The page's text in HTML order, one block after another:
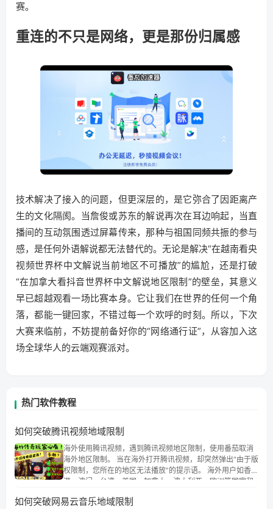
赛。
重连的不只是网络，更是那份归属感
技术解决了接入的问题，但更深层的，是它弥合了因距离产
生的文化隔阂。当詹俊或苏东的解说再次在耳边响起，当直
播间的互动氛围透过屏幕传来，那种与祖国同频共振的参与
感，是任何外语解说都无法替代的。无论是解决“在越南看央
视频世界杯中文解说当前地区不可播放”的尴尬，还是打破
“在加拿大看抖音世界杯中文解说地区限制”的壁垒，其意义
早已超越观看一场比赛本身。它让我们在世界的任何一个角
落，都能一键回家，不错过每一个欢呼的时刻。所以，下次
大赛来临前，不妨提前备好你的“网络通行证”，从容加入这
场全球华人的云端观赛派对。
热门软件教程
如何突破腾讯视频地域限制
海外使用腾讯视频，遇到腾讯视频地区限制，使用番茄取消
海外地区限制。 当在海外打开腾讯视频，却突然弹出“由于版
权限制，您所在的地区无法播放”的提示语。 海外用户如香
港、澳门、台湾、美国、加拿大、澳大利亚、欧洲等国家和
权限制问题，且仅能在中国大陆地区播放。 遇到这个问题的
如何突破网易云音乐地域限制